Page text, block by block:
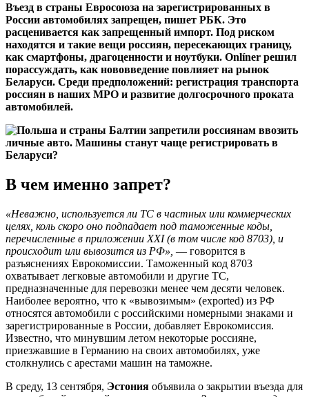
Въезд в страны Евросоюза на зарегистрированных в
России автомобилях запрещен, пишет РБК. Это
расценивается как запрещенный импорт. Под риском
находятся и такие вещи россиян, пересекающих границу,
как смартфоны, драгоценности и ноутбуки. Onlíner решил
порассуждать, как нововведение повлияет на рынок
Беларуси. Среди предположений: регистрация транспорта
россиян в наших МРО и развитие долгосрочного проката
автомобилей.
В чем именно запрет?
«Неважно, используется ли ТС в частных или коммерческих
целях, коль скоро оно подпадает под таможенные коды,
перечисленные в приложении XXI (в том числе код 8703), и
происходит или вывозится из РФ», — говорится в
разъяснениях Еврокомиссии. Таможенный код 8703
охватывает легковые автомобили и другие ТС,
предназначенные для перевозки менее чем десяти человек.
Наиболее вероятно, что к «вывозимым» (exported) из РФ
относятся автомобили с российскими номерными знаками и
зарегистрированные в России, добавляет Еврокомиссия.
Известно, что минувшим летом некоторые россияне,
приезжавшие в Германию на своих автомобилях, уже
столкнулись с арестами машин на таможне.
В среду, 13 сентября, Эстония объявила о закрытии въезда для